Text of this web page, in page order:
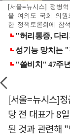
[서울=뉴시스] 정병
울 여의도 국회 의원
한 정책토론회에 참
[서울=뉴시스]
당 전 대표가 8
된 것과 관련해